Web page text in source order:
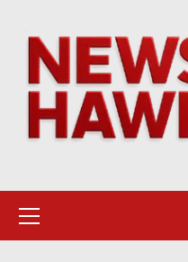
content
Menu